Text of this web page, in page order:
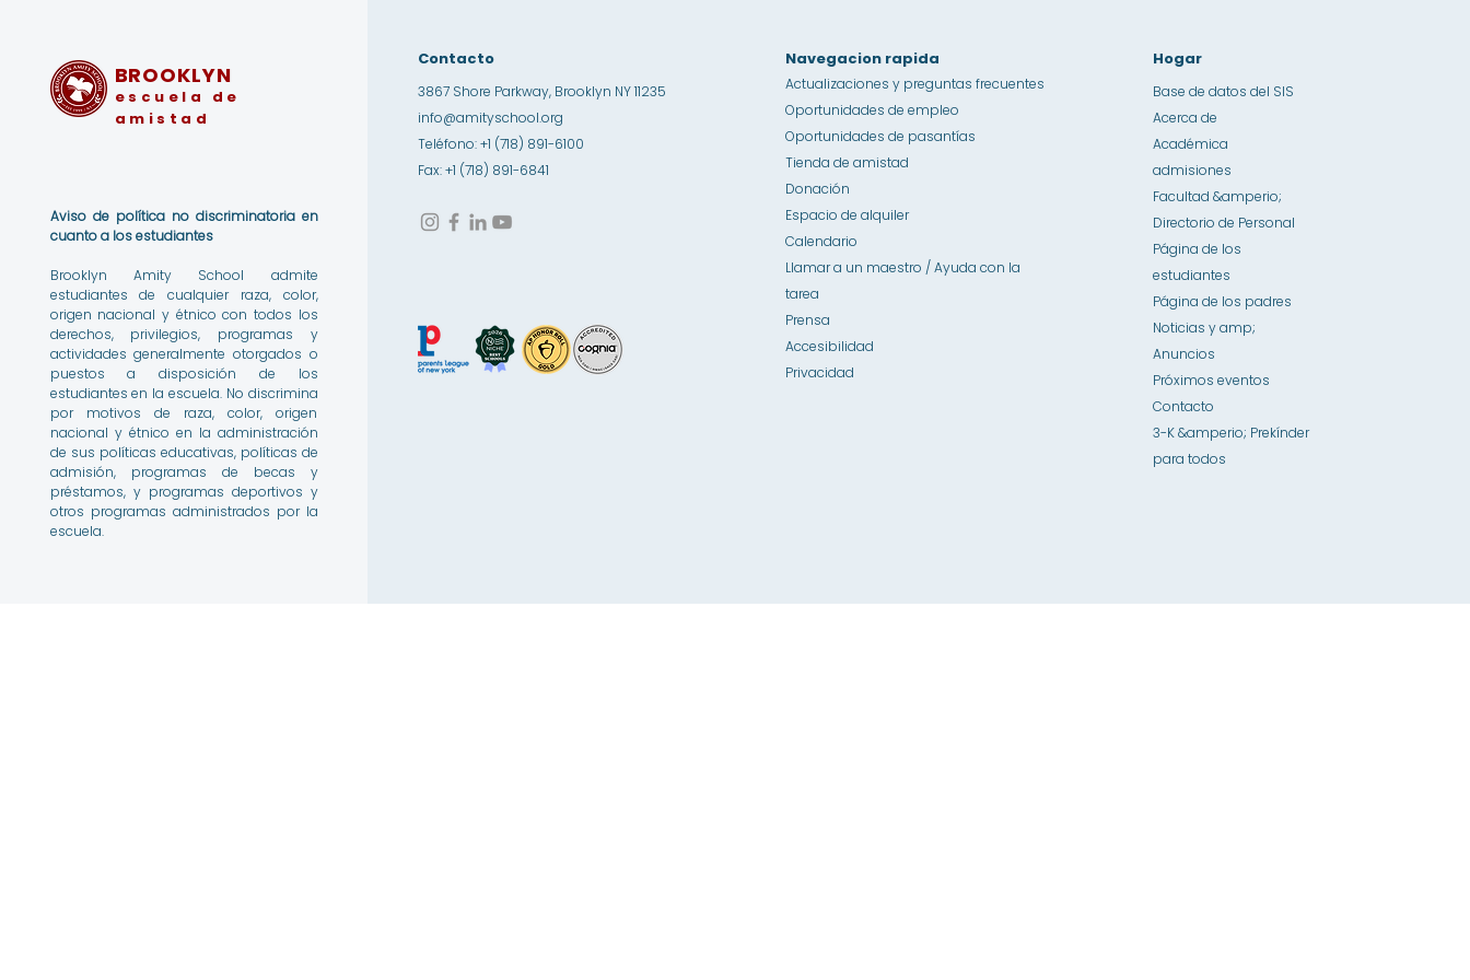
BROOKLYN
escuela de
amistad
Aviso de política no discriminatoria en
cuanto a los estudiantes
Brooklyn Amity School admite
estudiantes de cualquier raza, color,
origen nacional y étnico con todos los
derechos, privilegios, programas y
actividades generalmente otorgados o
puestos a disposición de los
estudiantes en la escuela. No discrimina
por motivos de raza, color, origen
nacional y étnico en la administración
de sus políticas educativas, políticas de
admisión, programas de becas y
préstamos, y programas deportivos y
otros programas administrados por la
escuela.
Contacto
3867 Shore Parkway, Brooklyn NY 11235
info@amityschool.org
Teléfono: +1 (718) 891-6100
Fax: +1 (718) 891-6841
Navegacion rapida
Actualizaciones y preguntas frecuentes
Oportunidades de empleo
Oportunidades de pasantías
Tienda de amistad
Donación
Espacio de alquiler
Calendario
Llamar a un maestro / Ayuda con la
tarea
Prensa
Accesibilidad
Privacidad
Hogar
Base de datos del SIS
Acerca de
Académica
admisiones
Facultad &amperio;
Directorio de Personal
Página de los
estudiantes
Página de los padres
Noticias y amp;
Anuncios
Próximos eventos
Contacto
3-K &amperio; Prekínder
para todos